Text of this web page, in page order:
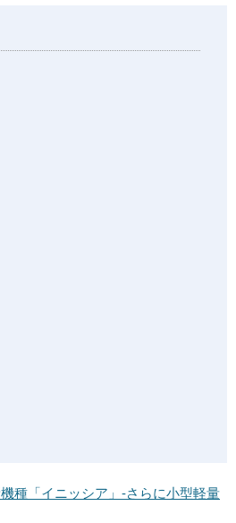
種「イニッシア」-さらに小型軽量